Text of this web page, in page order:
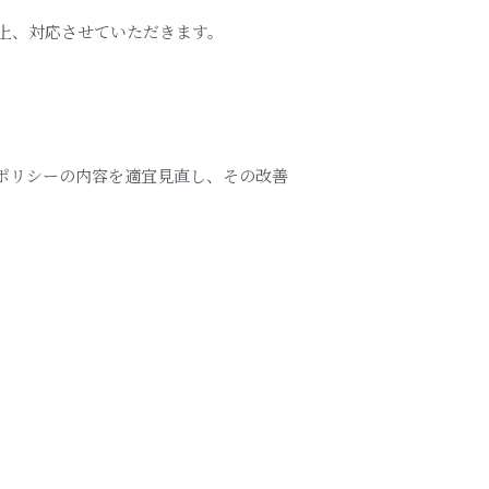
対応させていただきます。
リシーの内容を適宜見直し、その改善